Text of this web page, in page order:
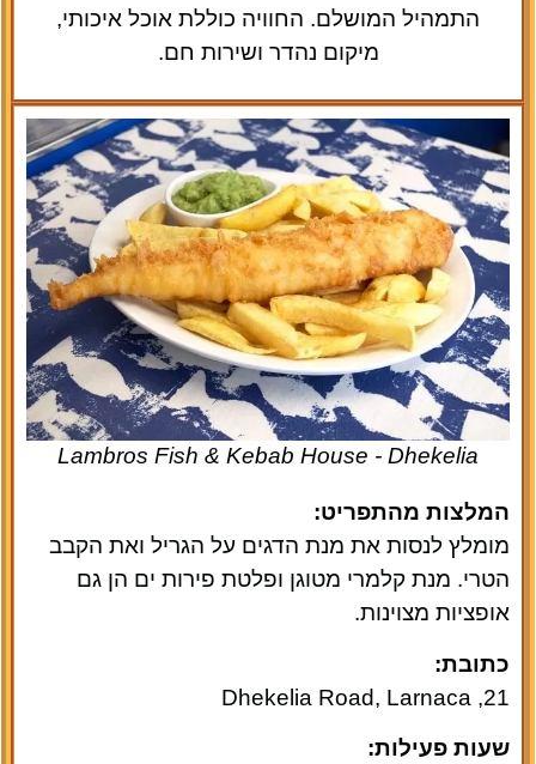
התמהיל המושלם. החוויה כוללת אוכל איכותי,
מיקום נהדר ושירות חם.
Lambros Fish & Kebab House - Dhekelia
המלצות מהתפריט:
מומלץ לנסות את מנת הדגים על הגריל ואת הקבב
הטרי. מנת קלמרי מטוגן ופלטת פירות ים הן גם
אופציות מצוינות.
כתובת:
21, Dhekelia Road, Larnaca
שעות פעילות: